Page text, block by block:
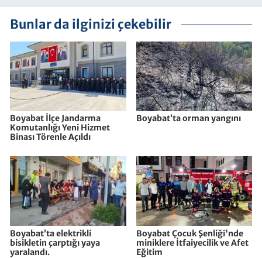
Bunlar da ilginizi çekebilir
Boyabat İlçe Jandarma
Komutanlığı Yeni Hizmet
Binası Törenle Açıldı
Boyabat’ta orman yangını
Boyabat’ta elektrikli
bisikletin çarptığı yaya
yaralandı.
Boyabat Çocuk Şenliği'nde
miniklere İtfaiyecilik ve Afet
Eğitim